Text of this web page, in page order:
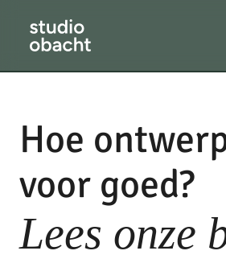
Hoe
voor goed?
Lees onze